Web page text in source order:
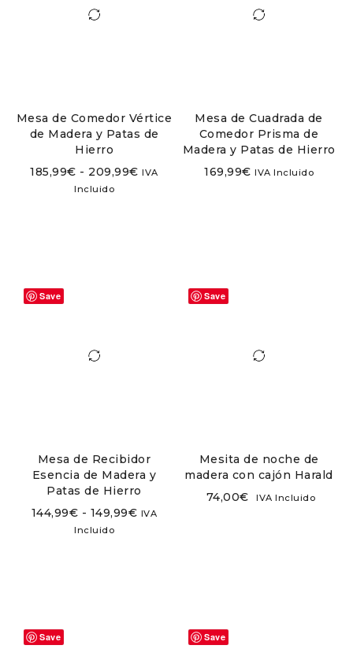
Mesa de Comedor Vértice
de Madera y Patas de
Hierro
185,99€ - 209,99€ IVA
Incluido
Mesa de Cuadrada de
Comedor Prisma de
Madera y Patas de Hierro
169,99€ IVA Incluido
Save
Mesa de Recibidor
Esencia de Madera y
Patas de Hierro
144,99€ - 149,99€ IVA
Incluido
Save
Mesita de noche de
madera con cajón Harald
74,00€ IVA Incluido
Save Save